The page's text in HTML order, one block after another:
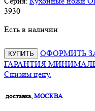
3930
Есть в наличии
КУПИТЬ
ОФОРМИТЬ
ГАРАНТИЯ
Снизим цену.
доставка, МОСКВА